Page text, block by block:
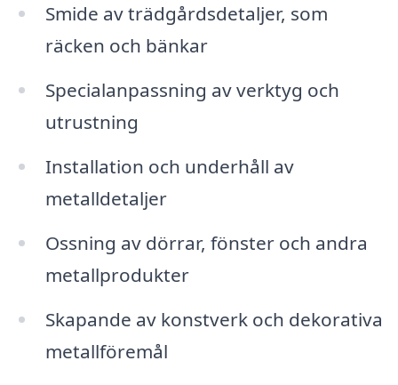
Smide av trädgårdsdetaljer, som
räcken och bänkar
Specialanpassning av verktyg och
utrustning
Installation och underhåll av
metalldetaljer
Ossning av dörrar, fönster och andra
metallprodukter
Skapande av konstverk och dekorativa
metallföremål